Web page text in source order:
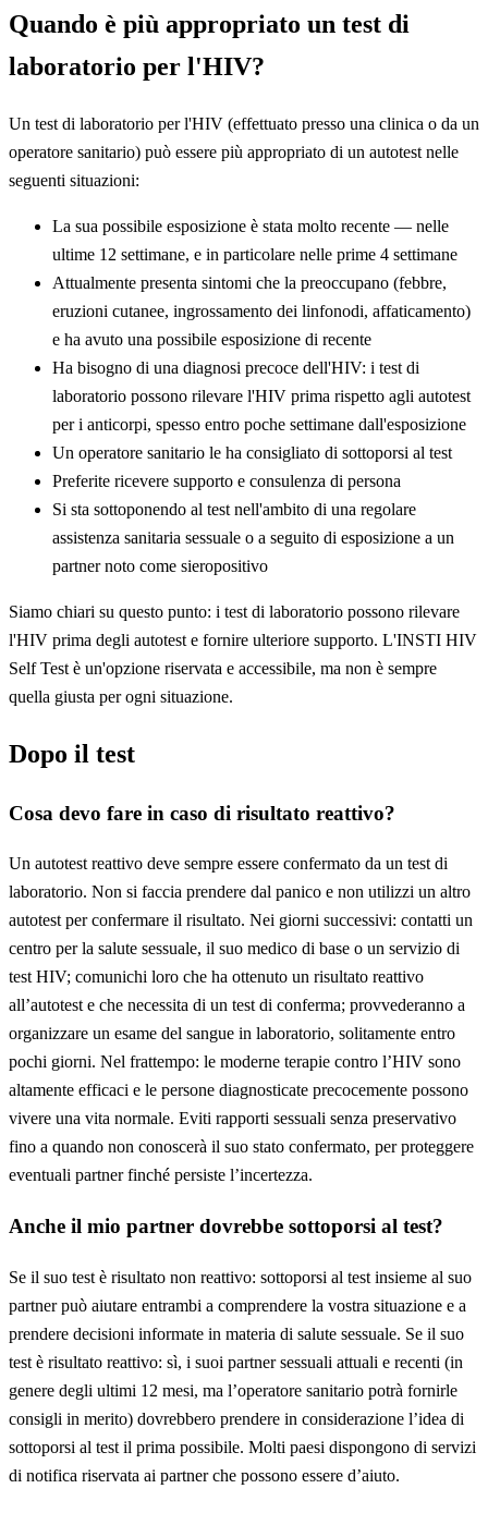
Quando è più appropriato un test di
laboratorio per l'HIV?
Un test di laboratorio per l'HIV (effettuato presso una clinica o da un
operatore sanitario) può essere più appropriato di un autotest nelle
seguenti situazioni:
La sua possibile esposizione è stata molto recente — nelle
ultime 12 settimane, e in particolare nelle prime 4 settimane
Attualmente presenta sintomi che la preoccupano (febbre,
eruzioni cutanee, ingrossamento dei linfonodi, affaticamento)
e ha avuto una possibile esposizione di recente
Ha bisogno di una diagnosi precoce dell'HIV: i test di
laboratorio possono rilevare l'HIV prima rispetto agli autotest
per i anticorpi, spesso entro poche settimane dall'esposizione
Un operatore sanitario le ha consigliato di sottoporsi al test
Preferite ricevere supporto e consulenza di persona
Si sta sottoponendo al test nell'ambito di una regolare
assistenza sanitaria sessuale o a seguito di esposizione a un
partner noto come sieropositivo
Siamo chiari su questo punto: i test di laboratorio possono rilevare
l'HIV prima degli autotest e fornire ulteriore supporto. L'INSTI HIV
Self Test è un'opzione riservata e accessibile, ma non è sempre
quella giusta per ogni situazione.
Dopo il test
Cosa devo fare in caso di risultato reattivo?
Un autotest reattivo deve sempre essere confermato da un test di
laboratorio. Non si faccia prendere dal panico e non utilizzi un altro
autotest per confermare il risultato. Nei giorni successivi: contatti un
centro per la salute sessuale, il suo medico di base o un servizio di
test HIV; comunichi loro che ha ottenuto un risultato reattivo
all’autotest e che necessita di un test di conferma; provvederanno a
organizzare un esame del sangue in laboratorio, solitamente entro
pochi giorni. Nel frattempo: le moderne terapie contro l’HIV sono
altamente efficaci e le persone diagnosticate precocemente possono
vivere una vita normale. Eviti rapporti sessuali senza preservativo
fino a quando non conoscerà il suo stato confermato, per proteggere
eventuali partner finché persiste l’incertezza.
Anche il mio partner dovrebbe sottoporsi al test?
Se il suo test è risultato non reattivo: sottoporsi al test insieme al suo
partner può aiutare entrambi a comprendere la vostra situazione e a
prendere decisioni informate in materia di salute sessuale. Se il suo
test è risultato reattivo: sì, i suoi partner sessuali attuali e recenti (in
genere degli ultimi 12 mesi, ma l’operatore sanitario potrà fornirle
consigli in merito) dovrebbero prendere in considerazione l’idea di
sottoporsi al test il prima possibile. Molti paesi dispongono di servizi
di notifica riservata ai partner che possono essere d’aiuto.